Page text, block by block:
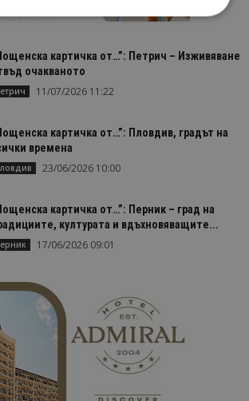
картичка от…”: Петрич – Изживяване
очакваното
11/07/2026 11:22
картичка от…”: Пловдив, градът на
времена
23/06/2026 10:00
картичка от…”: Перник – град на
културата и вдъхновяващите...
17/06/2026 09:01
необходимо
Ефективност
Функционалност
бисквитки позволяват
влизане и управление на
Уебсайтът не може да се използва
без строго необходими бисквитки.
Доставчик
lisandraramos.com
bgtourism.bg
7 дни